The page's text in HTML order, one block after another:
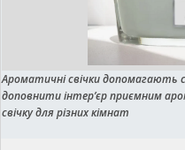
Ароматичні свічки
доповнити інтер’єр приємним
свічку для різних кімнат